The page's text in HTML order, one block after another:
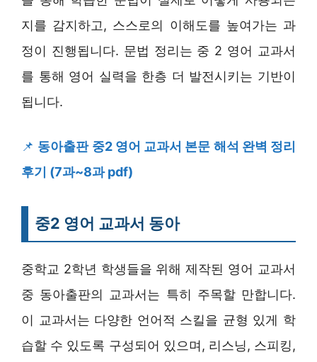
지를 감지하고, 스스로의 이해도를 높여가는 과
정이 진행됩니다. 문법 정리는 중 2 영어 교과서
를 통해 영어 실력을 한층 더 발전시키는 기반이
됩니다.
📌 동아출판 중2 영어 교과서 본문 해석 완벽 정리
후기 (7과~8과 pdf)
중2 영어 교과서 동아
중학교 2학년 학생들을 위해 제작된 영어 교과서
중 동아출판의 교과서는 특히 주목할 만합니다.
이 교과서는 다양한 언어적 스킬을 균형 있게 학
습할 수 있도록 구성되어 있으며, 리스닝, 스피킹,